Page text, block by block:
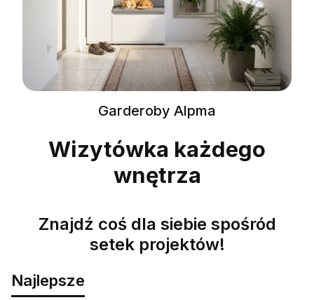
Garderoby Alpma
Wizytówka każdego
wnętrza
Znajdź coś dla siebie spośród
setek projektów!
Najlepsze